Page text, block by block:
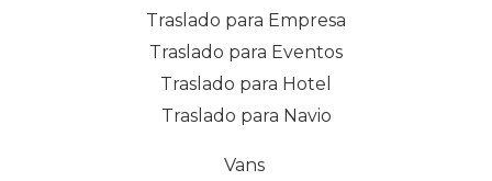
Traslado para Empresa
Traslado para Eventos
Traslado para Hotel
Traslado para Navio
Vans